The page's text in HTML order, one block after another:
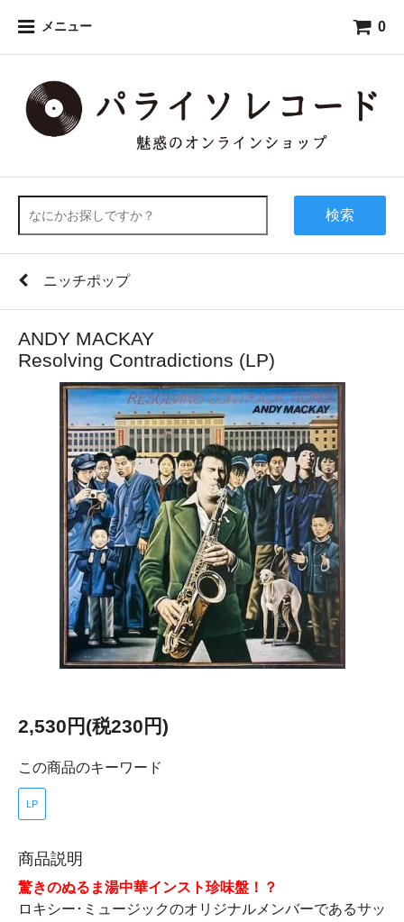
メニュー 0
検索
ニッチポップ
ANDY MACKAY
Resolving Contradictions (LP)
2,530円(税230円)
この商品のキーワード
LP
商品説明
驚きのぬるま湯中華インスト珍味盤！？
ロキシー･ミュージックのオリジナルメンバーであるサッ